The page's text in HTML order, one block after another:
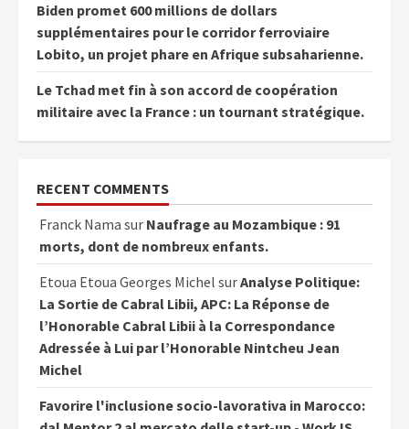
Biden promet 600 millions de dollars
supplémentaires pour le corridor ferroviaire
Lobito, un projet phare en Afrique subsaharienne.
Le Tchad met fin à son accord de coopération
militaire avec la France : un tournant stratégique.
RECENT COMMENTS
Franck Nama sur Naufrage au Mozambique : 91
morts, dont de nombreux enfants.
Etoua Etoua Georges Michel surAnalyse Politique:
La Sortie de Cabral Libii, APC: La Réponse de
l’Honorable Cabral Libii à la Correspondance
Adressée à Lui par l’Honorable Nintcheu Jean
Michel
Favorire l'inclusione socio-lavorativa in Marocco: